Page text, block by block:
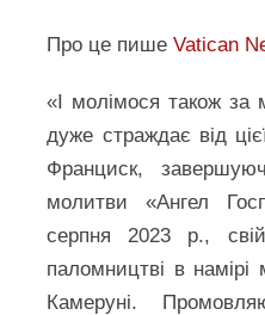
Про це пишеVatican
«І молімося також за
дуже страждає від
Франциск,
молитви «Ангел
серпня 2023 р.,
паломництві в
Камеруні.